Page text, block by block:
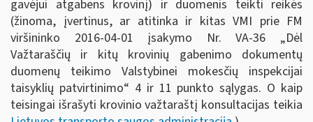
gavėjui atgabens krovinį) ir duomenis teikti reikės
(žinoma, įvertinus, ar atitinka ir kitas VMI prie FM
viršininko 2016-04-01 įsakymo Nr. VA-36 „Dėl
Važtaraščių ir kitų krovinių gabenimo dokumentų
duomenų teikimo Valstybinei mokesčių inspekcijai
taisyklių patvirtinimo“ 4 ir 11 punkto sąlygas. O kaip
teisingai išrašyti krovinio važtaraštį konsultacijas teikia